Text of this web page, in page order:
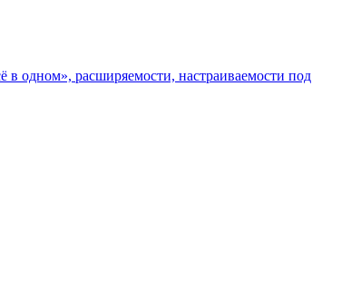
в одном», расширяемости, настраиваемости под